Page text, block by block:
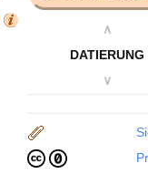
∧
DATIERUNG
∨